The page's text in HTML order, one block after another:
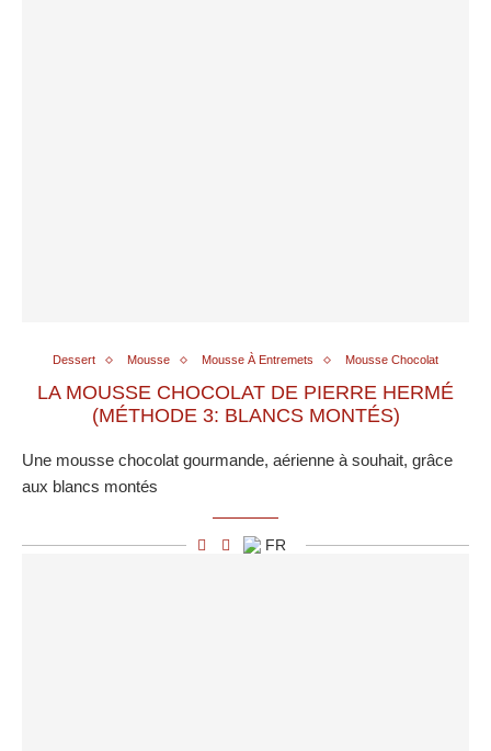
Dessert Mousse Mousse À Entremets Mousse Chocolat
LA MOUSSE CHOCOLAT DE PIERRE HERMÉ
(MÉTHODE 3: BLANCS MONTÉS)
Une mousse chocolat gourmande, aérienne à souhait, grâce
aux blancs montés
FR